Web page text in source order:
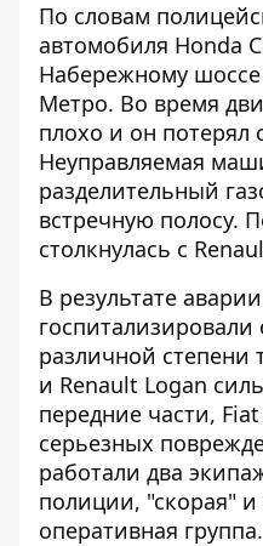
По словам
автомобиля Honda
Набережному шоссе
Метро. Во время
плохо и он потерял
Неуправляемая
разделительный
встречную полосу.
столкнулась с
В результате
госпитализировали
различной степени
и Renault Logan
передние части,
серьезных
работали два
полиции, "скорая" и
оперативная группа.